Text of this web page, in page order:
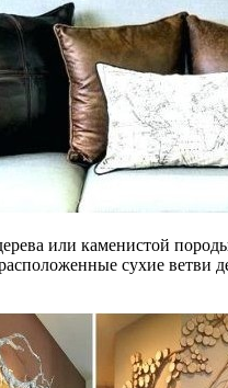
или каменистой
сухие ветви